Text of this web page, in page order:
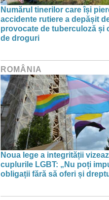
Numărul tinerilor care își
accidente rutiere a depășit
provocate de tuberculoză și
de droguri
ROMÂNIA
Noua lege a integrității
cuplurile LGBT: „Nu poți
obligații fără să oferi și